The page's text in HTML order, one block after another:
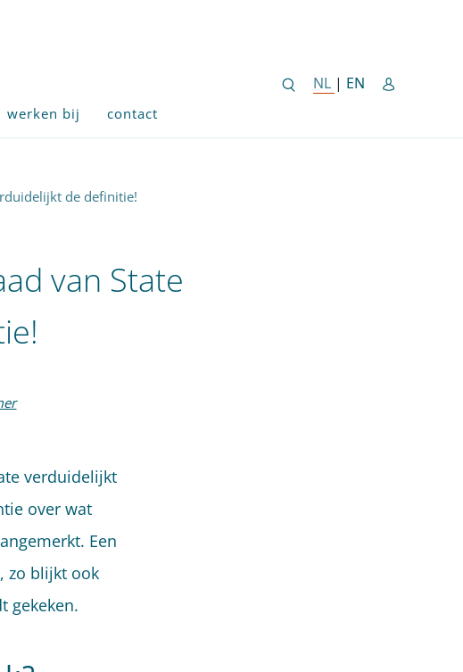
NL NEDERLANDSE
| EN ENGLISH
werken bij contact
de definitie!
van State
verduidelijkt
over wat
Een
zo blijkt ook
gekeken.